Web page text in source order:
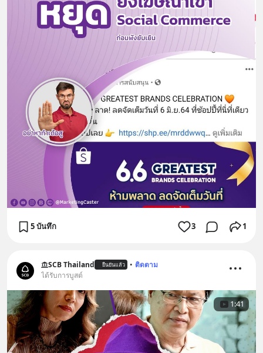
5 บันทึก 3 1
SCB Thailand ยืนยันแล้ว • ติดตาม
ได้รับการบูสต์
1:41